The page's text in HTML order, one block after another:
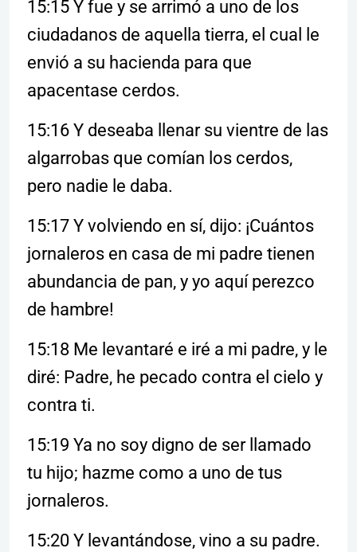
15:15 Y fue y se arrimó a uno de los
ciudadanos de aquella tierra, el cual le
envió a su hacienda para que
apacentase cerdos.
15:16 Y deseaba llenar su vientre de las
algarrobas que comían los cerdos,
pero nadie le daba.
15:17 Y volviendo en sí, dijo: ¡Cuántos
jornaleros en casa de mi padre tienen
abundancia de pan, y yo aquí perezco
de hambre!
15:18 Me levantaré e iré a mi padre, y le
diré: Padre, he pecado contra el cielo y
contra ti.
15:19 Ya no soy digno de ser llamado
tu hijo; hazme como a uno de tus
jornaleros.
15:20 Y levantándose, vino a su padre.